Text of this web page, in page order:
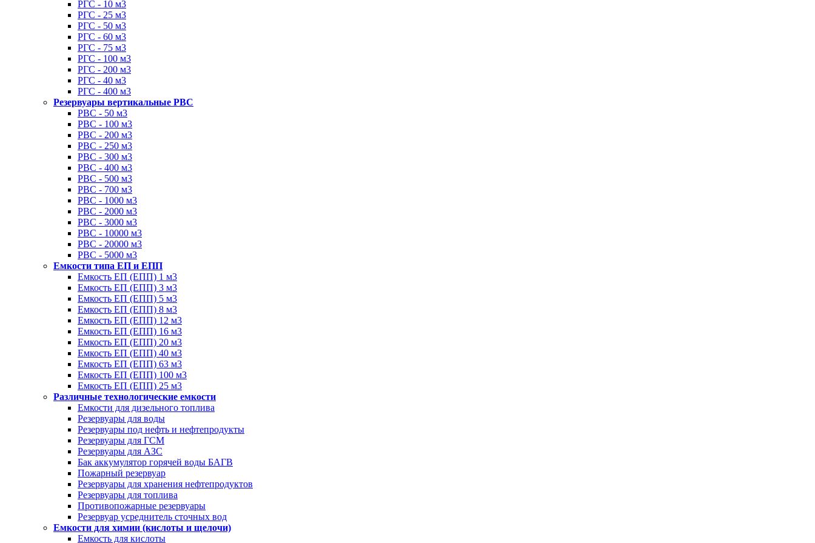
РГС - 10 м3
РГС - 25 м3
РГС - 50 м3
РГС - 60 м3
РГС - 75 м3
РГС - 100 м3
РГС - 200 м3
РГС - 40 м3
РГС - 400 м3
Резервуары вертикальные РВС
РВС - 50 м3
РВС - 100 м3
РВС - 200 м3
РВС - 250 м3
РВС - 300 м3
РВС - 400 м3
РВС - 500 м3
РВС - 700 м3
РВС - 1000 м3
РВС - 2000 м3
РВС - 3000 м3
РВС - 10000 м3
РВС - 20000 м3
РВС - 5000 м3
Емкости типа ЕП и ЕПП
Емкость ЕП (ЕПП) 1 м3
Емкость ЕП (ЕПП) 3 м3
Емкость ЕП (ЕПП) 5 м3
Емкость ЕП (ЕПП) 8 м3
Емкость ЕП (ЕПП) 12 м3
Емкость ЕП (ЕПП) 16 м3
Емкость ЕП (ЕПП) 20 м3
Емкость ЕП (ЕПП) 40 м3
Емкость ЕП (ЕПП) 63 м3
Емкость ЕП (ЕПП) 100 м3
Емкость ЕП (ЕПП) 25 м3
Различные технологические емкости
Емкости для дизельного топлива
Резервуары для воды
Резервуары под нефть и нефтепродукты
Резервуары для ГСМ
Резервуары для АЗС
Бак аккумулятор горячей воды БАГВ
Пожарный резервуар
Резервуары для хранения нефтепродуктов
Резервуары для топлива
Противопожарные резервуары
Резервуар усреднитель сточных вод
Емкости для химии (кислоты и щелочи)
Емкость для кислоты